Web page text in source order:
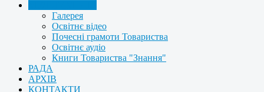
Галерея
Освітнє відео
Почесні грамоти Товариства
Освітнє аудіо
Книги Товариства "Знання"
РАДА
АРХІВ
КОНТАКТИ